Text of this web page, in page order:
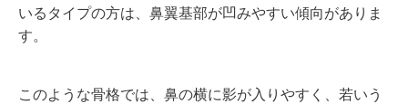
いるタイプの方は、鼻翼基部が凹みやすい傾向がありま
す。
このような骨格では、鼻の横に影が入りやすく、若いう